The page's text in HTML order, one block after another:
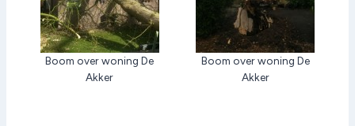
Boom over woning De
Akker
Boom over woning De
Akker